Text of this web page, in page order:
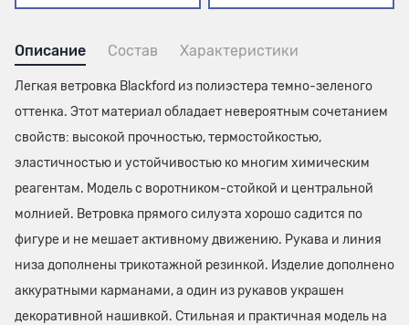
Описание Состав Характеристики
Легкая ветровка Blackford из полиэстера темно-зеленого
оттенка. Этот материал обладает невероятным сочетанием
свойств: высокой прочностью, термостойкостью,
эластичностью и устойчивостью ко многим химическим
реагентам. Модель с воротником-стойкой и центральной
молнией. Ветровка прямого силуэта хорошо садится по
фигуре и не мешает активному движению. Рукава и линия
низа дополнены трикотажной резинкой. Изделие дополнено
аккуратными карманами, а один из рукавов украшен
декоративной нашивкой. Стильная и практичная модель на